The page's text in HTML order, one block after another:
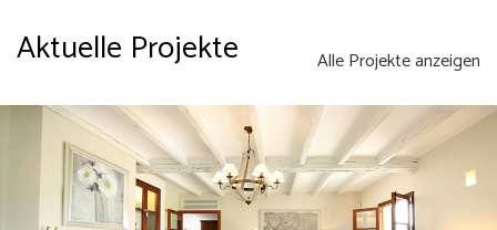
Aktuelle Projekte Alle Projekte anzeigen